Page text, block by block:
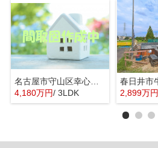
名古屋市守山区幸心２丁目435『仲介料無料』新築戸建て
4,180万円/ 3LDK
2,899万円